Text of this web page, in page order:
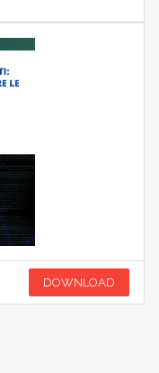
DOWNLOAD